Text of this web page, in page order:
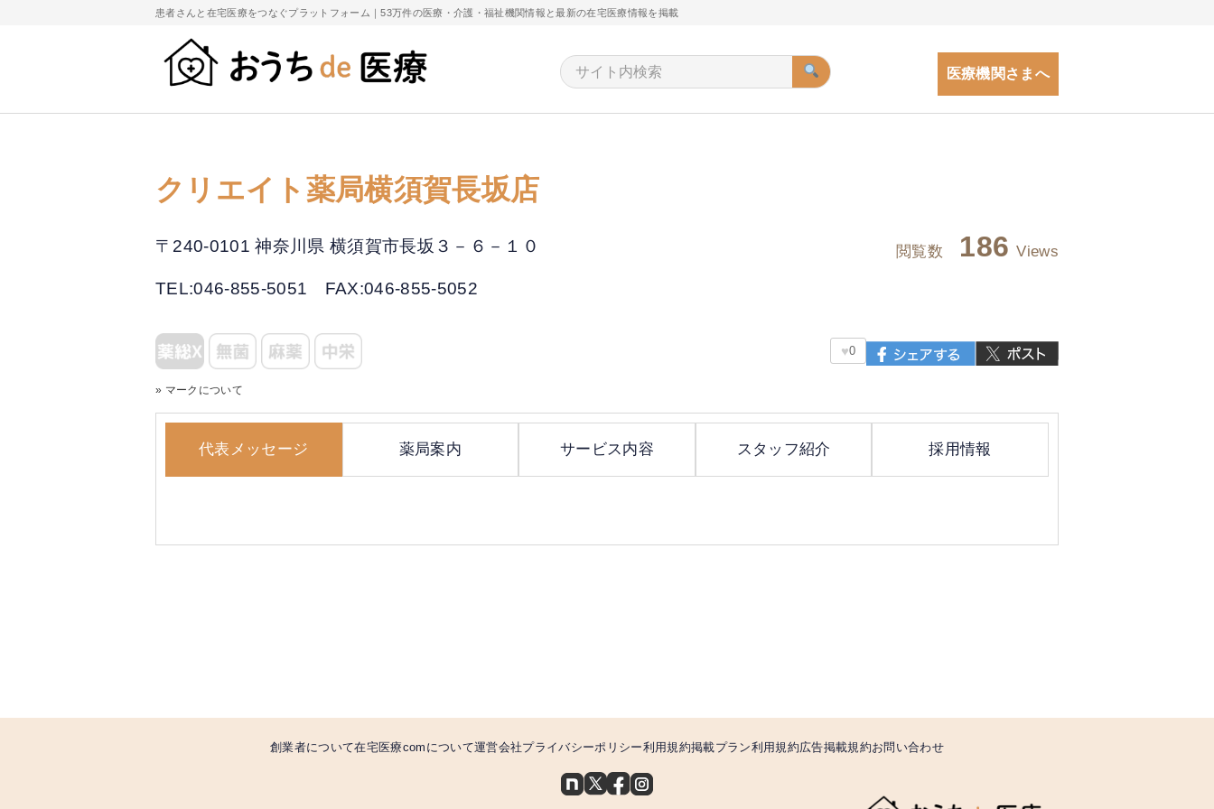
患者さんと在宅医療をつなぐプラットフォーム｜53万件の医療・介護・福祉機関情報と最新の在宅医療情報を掲載
医療機関さまへ
クリエイト薬局横須賀長坂店
〒240-0101 神奈川県 横須賀市長坂３－６－１０
TEL:046-855-5051 FAX:046-855-5052
閲覧数 186 Views
♥0
» マークについて
代表メッセージ 薬局案内 サービス内容 スタッフ紹介 採用情報
創業者について在宅医療comについて運営会社プライバシーポリシー利用規約掲載プラン利用規約広告掲載規約お問い合わせ